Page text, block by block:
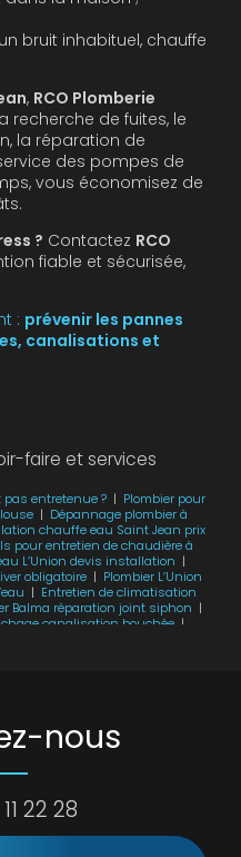
bruit inhabituel, chauffe
, RCO Plomberie
recherche de fuites, le
la réparation de
des pompes de
vous économisez de
? Contactez RCO
fiable et sécurisée,
: prévenir les pannes
canalisations et
faire et services
entretenue ?| Plombier pour
| Dépannage plombier à
chauffe eau Saint Jean prix
pour entretien de chaudière à
L’Union devis installation |
obligatoire| Plombier L’Union
| Entretien de climatisation
Balma réparation joint siphon |
canalisation bouchée |
nous
22 28